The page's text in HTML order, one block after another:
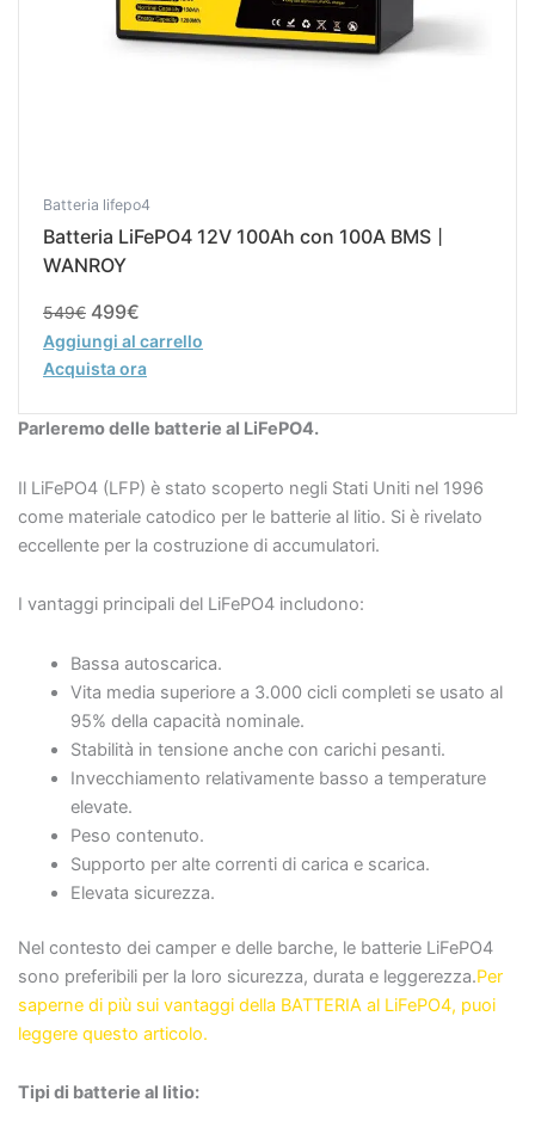
Batteria lifepo4
Batteria LiFePO4 12V 100Ah con 100A BMS丨
WANROY
549€ 499€
Aggiungi al carrello
Acquista ora
Parleremo delle batterie al LiFePO4.
Il LiFePO4 (LFP) è stato scoperto negli Stati Uniti nel 1996
come materiale catodico per le batterie al litio. Si è rivelato
eccellente per la costruzione di accumulatori.
I vantaggi principali del LiFePO4 includono:
Bassa autoscarica.
Vita media superiore a 3.000 cicli completi se usato al
95% della capacità nominale.
Stabilità in tensione anche con carichi pesanti.
Invecchiamento relativamente basso a temperature
elevate.
Peso contenuto.
Supporto per alte correnti di carica e scarica.
Elevata sicurezza.
Nel contesto dei camper e delle barche, le batterie LiFePO4
sono preferibili per la loro sicurezza, durata e leggerezza.Per
saperne di più sui vantaggi della BATTERIA al LiFePO4, puoi
leggere questo articolo.
Tipi di batterie al litio: